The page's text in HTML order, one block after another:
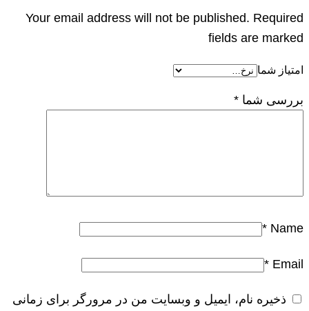
Your email address will not be published. Required
fields are marked
امتیاز شما
بررسی شما *
Name
*
Email
*
ذخیره نام، ایمیل و وبسایت من در مرورگر برای زمانی